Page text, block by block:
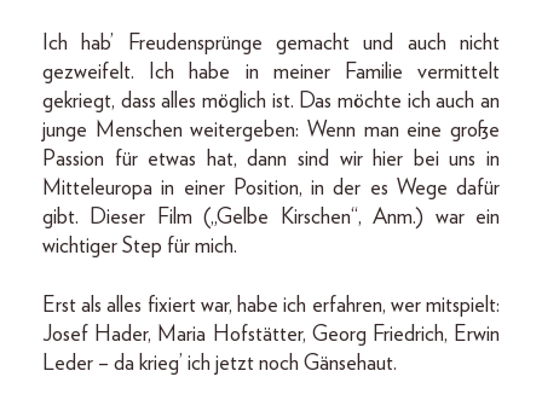
Ich hab’ Freudensprünge gemacht und auch nicht
gezweifelt. Ich habe in meiner Familie vermittelt
gekriegt, dass alles möglich ist. Das möchte ich auch an
junge Menschen weitergeben: Wenn man eine große
Passion für etwas hat, dann sind wir hier bei uns in
Mitteleuropa in einer Position, in der es Wege dafür
gibt. Dieser Film („Gelbe Kirschen“, Anm.) war ein
wichtiger Step für mich.
Erst als alles fixiert war, habe ich erfahren, wer mitspielt:
Josef Hader, Maria Hofstätter, Georg Friedrich, Erwin
Leder – da krieg’ ich jetzt noch Gänsehaut.